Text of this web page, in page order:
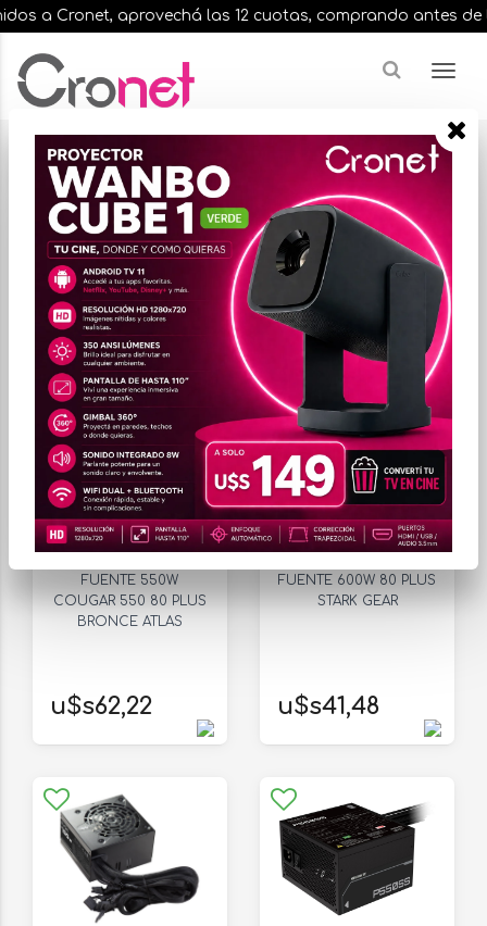
a Cronet, aprovechá las 12 cuotas, comprando antes de las
Resultados para "fuente w plus"
¿Buscas una marca en especial?
FILTRAR ORDENAR POR PRECIO
FUENTE 550W
COUGAR 550 80 PLUS
BRONCE ATLAS
u$s62,22
FUENTE 600W 80 PLUS
STARK GEAR
u$s41,48